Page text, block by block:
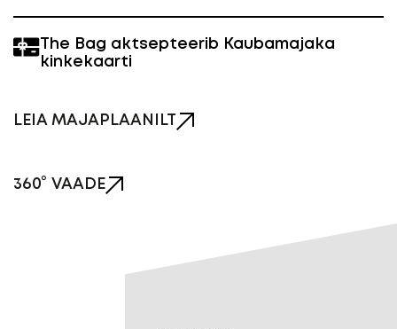
The Bag aktsepteerib Kaubamajaka
kinkekaarti
LEIA MAJAPLAANILT
360° VAADE